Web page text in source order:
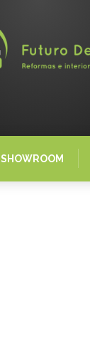
SHOWROOM